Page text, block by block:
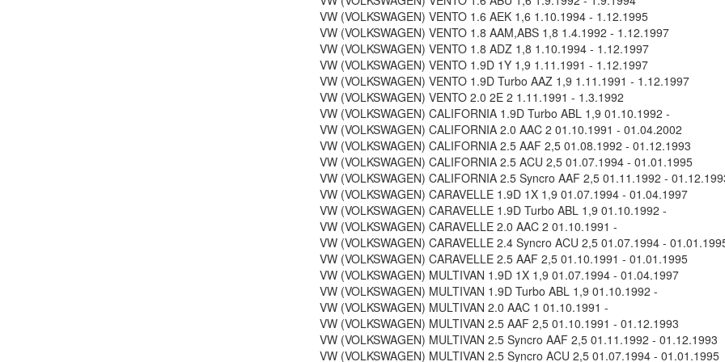
VW (VOLKSWAGEN) VENTO 1.6 AEK 1,6 1.10.1994 - 1.12.1995
VW (VOLKSWAGEN) VENTO 1.8 AAM,ABS 1,8 1.4.1992 - 1.12.1997
VW (VOLKSWAGEN) VENTO 1.8 ADZ 1,8 1.10.1994 - 1.12.1997
VW (VOLKSWAGEN) VENTO 1.9D 1Y 1,9 1.11.1991 - 1.12.1997
VW (VOLKSWAGEN) VENTO 1.9D Turbo AAZ 1,9 1.11.1991 - 1.12.1997
VW (VOLKSWAGEN) VENTO 2.0 2E 2 1.11.1991 - 1.3.1992
VW (VOLKSWAGEN) CALIFORNIA 1.9D Turbo ABL 1,9 01.10.1992 -
VW (VOLKSWAGEN) CALIFORNIA 2.0 AAC 2 01.10.1991 - 01.04.2002
VW (VOLKSWAGEN) CALIFORNIA 2.5 AAF 2,5 01.08.1992 - 01.12.1993
VW (VOLKSWAGEN) CALIFORNIA 2.5 ACU 2,5 01.07.1994 - 01.01.1995
VW (VOLKSWAGEN) CALIFORNIA 2.5 Syncro AAF 2,5 01.11.1992 -
VW (VOLKSWAGEN) CARAVELLE 1.9D 1X 1,9 01.07.1994 - 01.04.1997
VW (VOLKSWAGEN) CARAVELLE 1.9D Turbo ABL 1,9 01.10.1992 -
VW (VOLKSWAGEN) CARAVELLE 2.0 AAC 2 01.10.1991 -
VW (VOLKSWAGEN) CARAVELLE 2.4 Syncro ACU 2,5 01.07.1994 -
VW (VOLKSWAGEN) CARAVELLE 2.5 AAF 2,5 01.10.1991 - 01.01.1995
VW (VOLKSWAGEN) MULTIVAN 1.9D 1X 1,9 01.07.1994 - 01.04.1997
VW (VOLKSWAGEN) MULTIVAN 1.9D Turbo ABL 1,9 01.10.1992 -
VW (VOLKSWAGEN) MULTIVAN 2.0 AAC 1 01.10.1991 -
VW (VOLKSWAGEN) MULTIVAN 2.5 AAF 2,5 01.10.1991 - 01.12.1993
VW (VOLKSWAGEN) MULTIVAN 2.5 Syncro AAF 2,5 01.11.1992 - 01.12.1993
VW (VOLKSWAGEN) MULTIVAN 2.5 Syncro ACU 2,5 01.07.1994 - 01.01.1995